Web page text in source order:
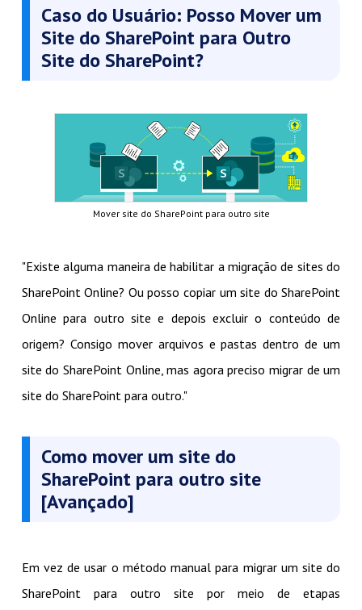
Caso do Usuário: Posso Mover um
Site do SharePoint para Outro
Site do SharePoint?
Mover site do SharePoint para outro site
"Existe alguma maneira de habilitar a migração de sites do
SharePoint Online? Ou posso copiar um site do SharePoint
Online para outro site e depois excluir o conteúdo de
origem? Consigo mover arquivos e pastas dentro de um
site do SharePoint Online, mas agora preciso migrar de um
site do SharePoint para outro."
Como mover um site do
SharePoint para outro site
[Avançado]
Em vez de usar o método manual para migrar um site do
SharePoint para outro site por meio de etapas